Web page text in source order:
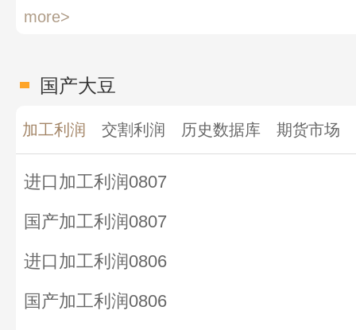
more>
国产大豆
加工利润 交割利润 历史数据库 期货市场
进口加工利润0807
国产加工利润0807
进口加工利润0806
国产加工利润0806